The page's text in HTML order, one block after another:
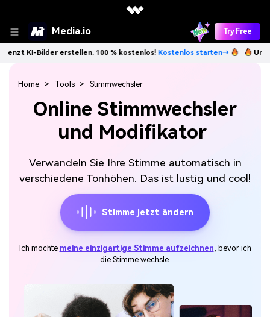
Media.io Try Free
Bilder erstellen. 100 % kostenlos!Kostenlos starten→ Unbegrenzt
Online Stimmwechsler
und Modifikator
Verwandeln Sie Ihre Stimme automatisch in
verschiedene Tonhöhen. Das ist lustig und cool!
Stimme jetzt ändern
Ich möchte meine einzigartige Stimme aufzeichnen, bevor ich
die Stimme wechsle.
Home Tools Stimmwechsler